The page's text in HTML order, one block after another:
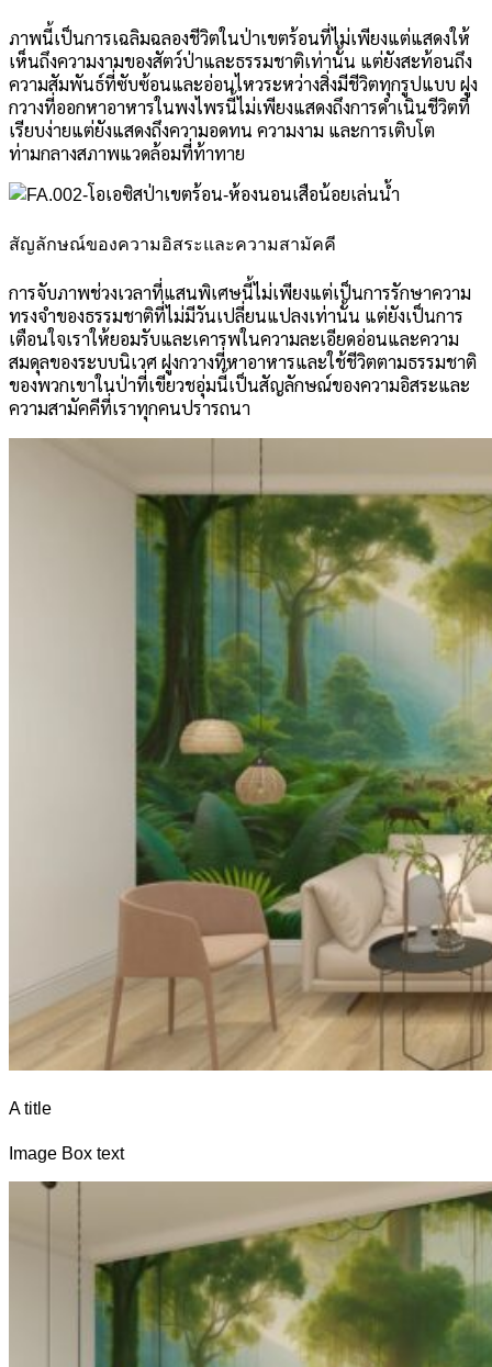
ภาพนี้เป็นการเฉลิมฉลองชีวิตในป่าเขตร้อนที่ไม่เพียงแต่แสดงให้
เห็นถึงความงามของสัตว์ป่าและธรรมชาติเท่านั้น แต่ยังสะท้อนถึง
ความสัมพันธ์ที่ซับซ้อนและอ่อนไหวระหว่างสิ่งมีชีวิตทุกรูปแบบ ฝูง
กวางที่ออกหาอาหารในพงไพรนี้ไม่เพียงแสดงถึงการดำเนินชีวิตที่
เรียบง่ายแต่ยังแสดงถึงความอดทน ความงาม และการเติบโต
ท่ามกลางสภาพแวดล้อมที่ท้าทาย
สัญลักษณ์ของความอิสระและความสามัคคี
การจับภาพช่วงเวลาที่แสนพิเศษนี้ไม่เพียงแต่เป็นการรักษาความ
ทรงจำของธรรมชาติที่ไม่มีวันเปลี่ยนแปลงเท่านั้น แต่ยังเป็นการ
เตือนใจเราให้ยอมรับและเคารพในความละเอียดอ่อนและความ
สมดุลของระบบนิเวศ ฝูงกวางที่หาอาหารและใช้ชีวิตตามธรรมชาติ
ของพวกเขาในป่าที่เขียวชอุ่มนี้เป็นสัญลักษณ์ของความอิสระและ
ความสามัคคีที่เราทุกคนปรารถนา
A title
Image Box text